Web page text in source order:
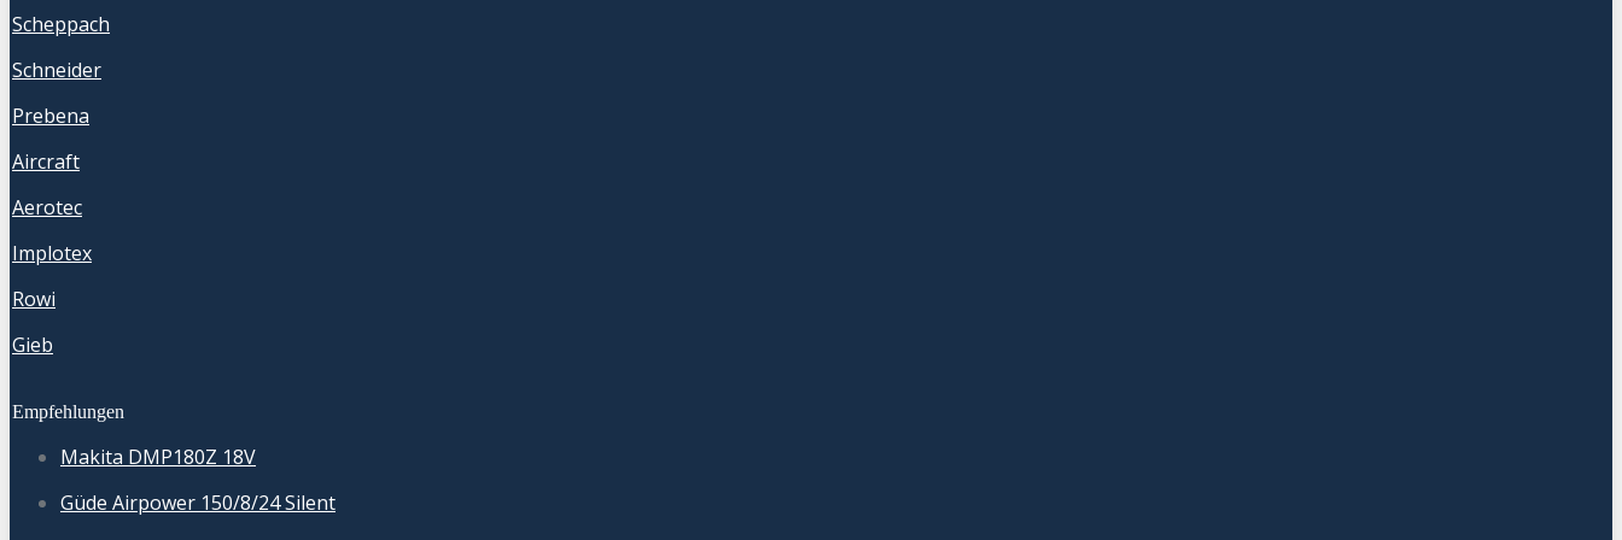
Scheppach
Schneider
Prebena
Aircraft
Aerotec
Implotex
Rowi
Gieb
Empfehlungen
Makita DMP180Z 18V
Güde Airpower 150/8/24 Silent